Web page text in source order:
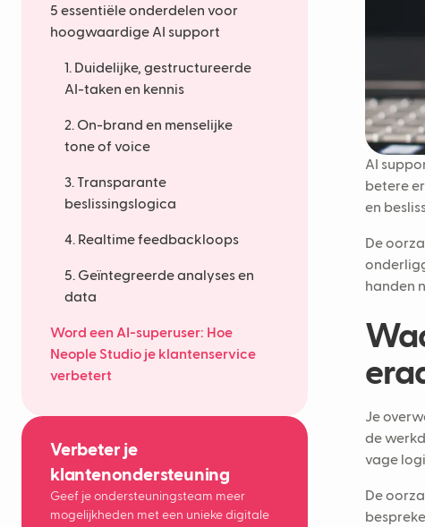
5 essentiële onderdelen voor
hoogwaardige AI support
1. Duidelijke, gestructureerde
AI-taken en kennis
2. On-brand en menselijke
tone of voice
3. Transparante
beslissingslogica
4. Realtime feedbackloops
5. Geïntegreerde analyses en
data
Word een AI-superuser: Hoe
Neople Studio je klantenservice
verbetert
Verbeter je
klantenondersteuning
Geef je ondersteuningsteam meer
mogelijkheden met een unieke digitale
AI
betere
en
De
handen
Je
de
vage
De